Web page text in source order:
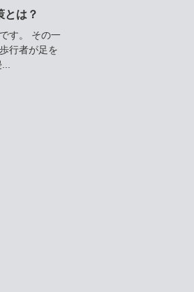
とは？
す。 その一
行者が足を